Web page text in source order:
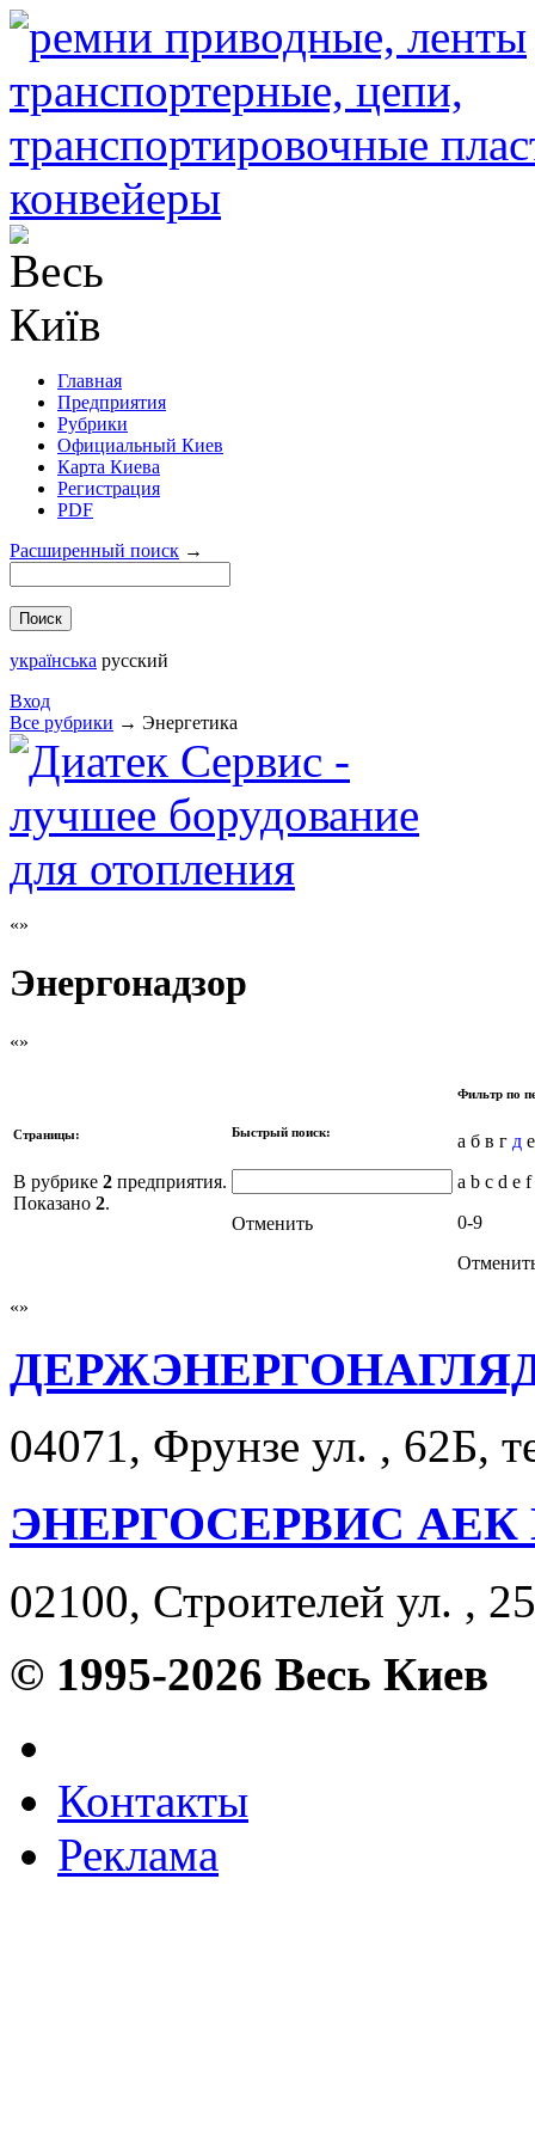
Главная
Предприятия
Рубрики
Официальный Киев
Карта Киева
Регистрация
PDF
Расширенный поиск →
українська русский
Вход
Все рубрики → Энергетика
Энергонадзор
Страницы:
В рубрике 2 предприятия.
Показано 2.
Быстрый поиск:
Отменить
Фильтр по
а б в г д
a b c d e
0-9
04071, Фрунзе ул. , 62Б,
ЭНЕРГОСЕРВИС
02100, Строителей ул. ,
© 1995-2026 Весь Киев
Контакты
Реклама